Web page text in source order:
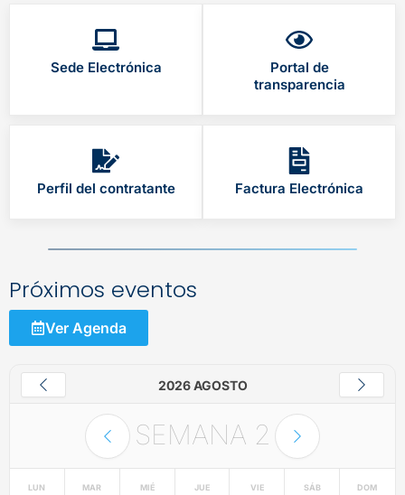
Sede Electrónica
Portal de
transparencia
Perfil del contratante Factura Electrónica
Próximos eventos
Ver Agenda
2026 AGOSTO
SEMANA 2
LUN MAR MIÉ JUE VIE SÁB DOM